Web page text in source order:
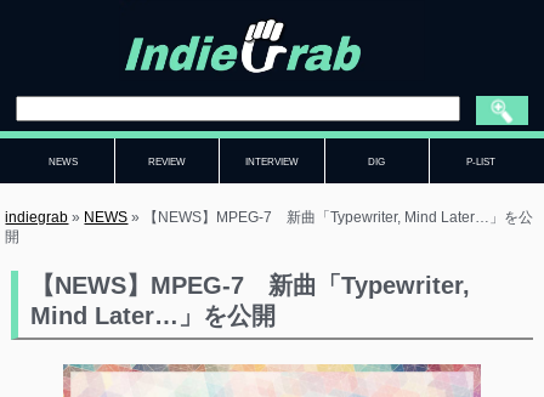
NEWS REVIEW INTERVIEW DIG P-LIST
indiegrab » NEWS »
【NEWS】MPEG-7 新曲「Typewriter, Mind Later…」を公
開
【NEWS】MPEG-7 新曲「Typewriter,
Mind Later…」を公開